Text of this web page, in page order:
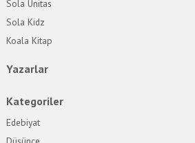
Sola Unitas
Sola Kidz
Koala Kitap
Yazarlar
Kategoriler
Edebiyat